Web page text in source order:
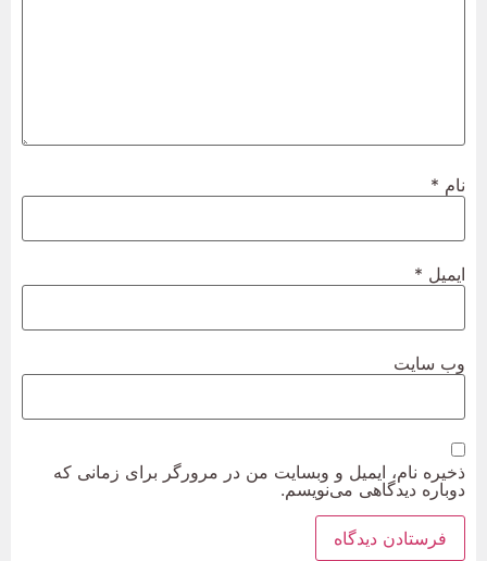
نام *
ایمیل *
وب‌ سایت
ذخیره نام، ایمیل و وبسایت من در مرورگر برای زمانی که
دوباره دیدگاهی می‌نویسم.